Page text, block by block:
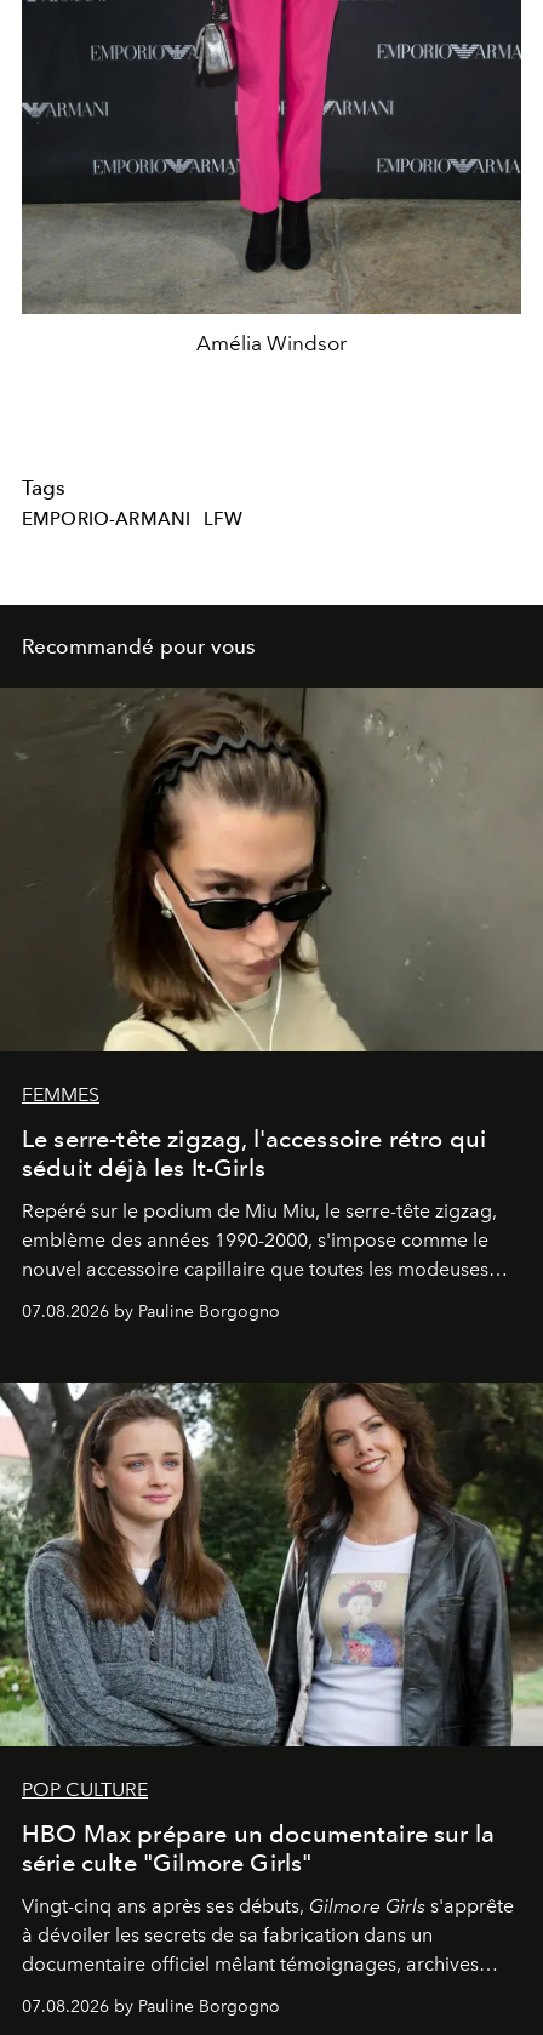
Amélia Windsor
Tags
EMPORIO-ARMANI LFW
Recommandé pour vous
FEMMES
Le serre-tête zigzag, l'accessoire rétro qui
séduit déjà les It-Girls
Repéré sur le podium de Miu Miu, le serre-tête zigzag,
emblème des années 1990-2000, s'impose comme le
nouvel accessoire capillaire que toutes les modeuses
07.08.2026 by Pauline Borgogno
POP CULTURE
HBO Max prépare un documentaire sur la
série culte "Gilmore Girls"
Vingt-cinq ans après ses débuts, Gilmore Girls s'apprête
à dévoiler les secrets de sa fabrication dans un
documentaire officiel mêlant témoignages, archives
générationnel.
07.08.2026 by Pauline Borgogno